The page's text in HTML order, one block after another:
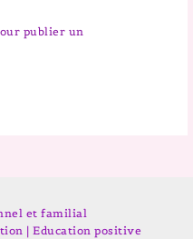
publier un
et familial
| Education positive